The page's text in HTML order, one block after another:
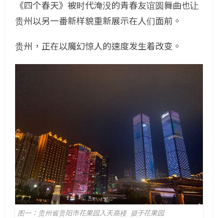
《四个春天》被时代淹没的青春友谊圆舞曲也让
贵州以另一番新样貌重新展示在人们面前。
贵州，正在以魔幻惊人的速度发生着改变。
图一：贵州省贵阳市花果园入天高楼 摄于花果园